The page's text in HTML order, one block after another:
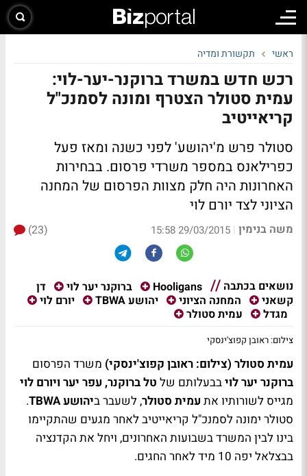
ראשי תקשורת ומדיה
רכש חדש במשרד ברוקנר-יער-לוי:
עמית סטולר הצטרף ומונה לסמנכ"ל
קריאייטיב
סטולר פרש מ'יהושע' לפני כשנה ומאז פעל
כפרילאנס במספר משרדי פרסום. בבחירות
האחרונות היה חלק מצוות הפרסום של המחנה
הציוני לצד יורם לוי
משה בנימין |
29/03/2015 15:58
(23)
נושאים בכתבה Hooligans ברוקנר יער לוי
דן
קשאני
המחנה הציוני יהושע TBWA
יורם לוי
מגדל
עמית סטולר
צילום: ראובן קפוצ'ינסקי
עמית סטולר (צילום: ראובן קפוצ'ינסקי) משרד הפרסום
ברוקנר יער לויבבעלותם של טל ברוקנר, עפר יער ויורם לוי
מגייס לשורותיו את עמית סטולר, לשעבר ביהושע TBWA
.
סטולר ימונה לסמנכ"ל קריאייטיב לאחר מגעים שהתקיימו
בינו לבין המשרד בשבועות האחרונים, ויחל את הקדנציה
בבצלאל יפה 10 מיד לאחר החגים.